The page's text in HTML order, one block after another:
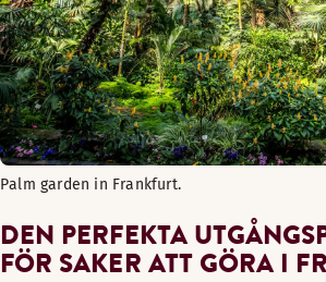
Palm garden in Frankfurt.
DEN PERFEKTA
FÖR SAKER ATT GÖRA I